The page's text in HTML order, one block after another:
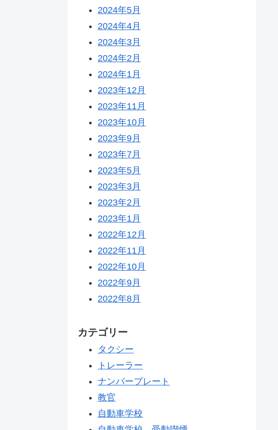
2024年5月
2024年4月
2024年3月
2024年2月
2024年1月
2023年12月
2023年11月
2023年10月
2023年9月
2023年7月
2023年5月
2023年3月
2023年2月
2023年1月
2022年12月
2022年11月
2022年10月
2022年9月
2022年8月
カテゴリー
タクシー
トレーラー
ナンバープレート
教官
自動車学校